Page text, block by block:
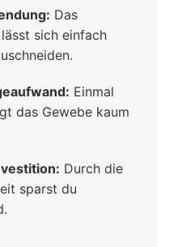
Das
sich einfach
Einmal
das Gewebe kaum
Durch die
sparst du